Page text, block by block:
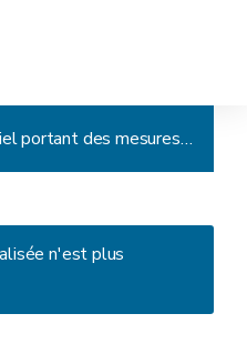
Arrêté ministériel portant des mesures d'urgence pour limiter la propagation du coronavirus COVID-19
n'est plus